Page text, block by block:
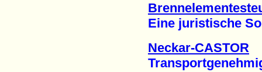
Eine juristische
Neckar-CASTOR